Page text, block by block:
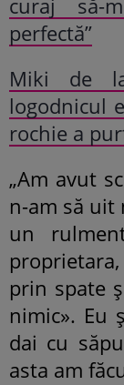
curaj să-
perfectă”
Miki de
logodnicul
rochie a
„Am avut
n-am să uit
un
prin spate
nimic». Eu
dai cu
asta am